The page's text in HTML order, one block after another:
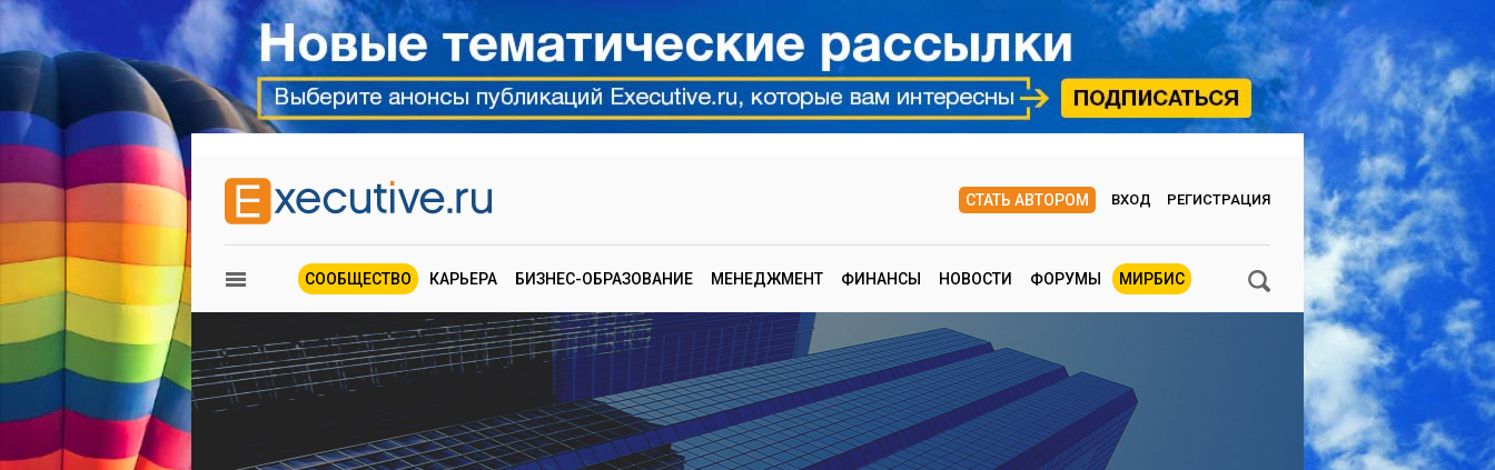
СТАТЬ АВТОРОМ ВХОД РЕГИСТРАЦИЯ
СООБЩЕСТВО КАРЬЕРА БИЗНЕС-ОБРАЗОВАНИЕ МЕНЕДЖМЕНТ ФИНАНСЫ НОВОСТИ ФОРУМЫ МИРБИС